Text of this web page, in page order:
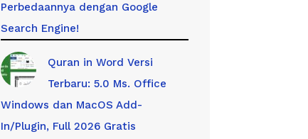
Perbedaannya dengan Google
Search Engine!
Quran in Word Versi
Terbaru: 5.0 Ms. Office
Windows dan MacOS Add-
In/Plugin, Full 2026 Gratis